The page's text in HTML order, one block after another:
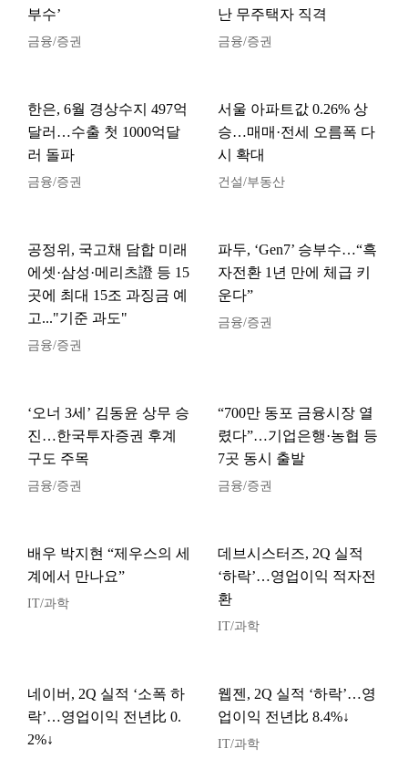
부수’
금융/증권
난 무주택자 직격
금융/증권
한은, 6월 경상수지 497억
달러…수출 첫 1000억달
러 돌파
금융/증권
서울 아파트값 0.26% 상
승…매매·전세 오름폭 다
시 확대
건설/부동산
공정위, 국고채 담합 미래
에셋·삼성·메리츠證 등 15
곳에 최대 15조 과징금 예
고..."기준 과도"
금융/증권
파두, ‘Gen7’ 승부수…“흑
자전환 1년 만에 체급 키
운다”
금융/증권
‘오너 3세’ 김동윤 상무 승
진…한국투자증권 후계
구도 주목
금융/증권
“700만 동포 금융시장 열
렸다”…기업은행·농협 등
7곳 동시 출발
금융/증권
배우 박지현 “제우스의 세
계에서 만나요”
IT/과학
데브시스터즈, 2Q 실적
‘하락’…영업이익 적자전
환
IT/과학
네이버, 2Q 실적 ‘소폭 하
락’…영업이익 전년比 0.
2%↓
웹젠, 2Q 실적 ‘하락’…영
업이익 전년比 8.4%↓
IT/과학